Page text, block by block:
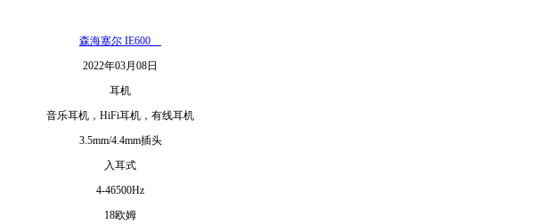
森海塞尔 IE600
2022年03月08日
耳机
音乐耳机，HiFi耳机，有线耳机
3.5mm/4.4mm插头
入耳式
4-46500Hz
18欧姆